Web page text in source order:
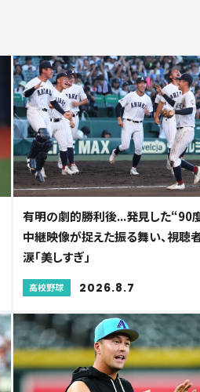
有明の劇的勝利後...発見した“90
中継映像が捉えた振る舞い、視聴
涙「美しすぎ」
高校野球 2026.8.7